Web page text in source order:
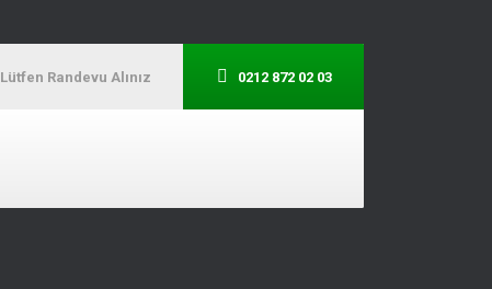
Lütfen Randevu Alınız 0212 872 02 03